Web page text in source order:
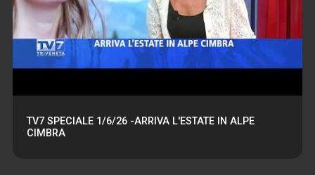
TV7 SPECIALE 1/6/26 -ARRIVA L'ESTATE IN ALPE
CIMBRA